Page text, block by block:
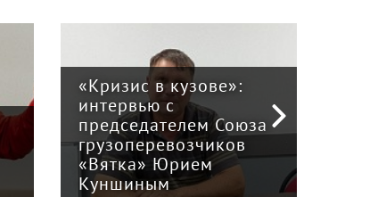
«Кризис в кузове»:
интервью с
председателем Союза
грузоперевозчиков
«Вятка» Юрием
Куншиным